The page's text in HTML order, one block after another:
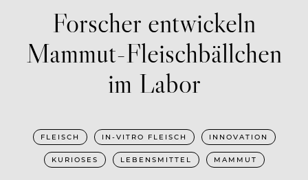
Forscher entwickeln
Mammut-Fleischbällchen
im Labor
FLEISCH IN-VITRO FLEISCH INNOVATION
KURIOSES LEBENSMITTEL MAMMUT